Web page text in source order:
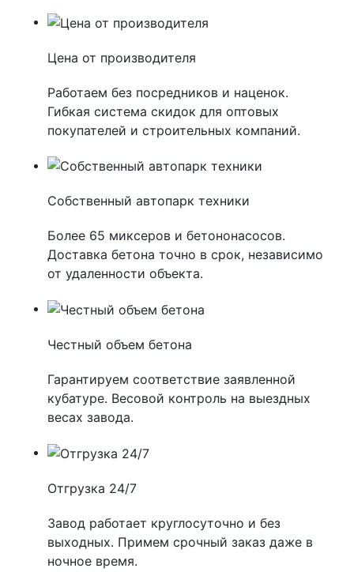
Цена от производителя
Работаем без посредников и наценок.
Гибкая система скидок для оптовых
покупателей и строительных компаний.
Собственный автопарк техники
Более 65 миксеров и бетононасосов.
Доставка бетона точно в срок, независимо
от удаленности объекта.
Честный объем бетона
Гарантируем соответствие заявленной
кубатуре. Весовой контроль на выездных
весах завода.
Отгрузка 24/7
Завод работает круглосуточно и без
выходных. Примем срочный заказ даже в
ночное время.